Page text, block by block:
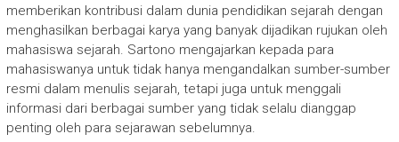
memberikan kontribusi dalam dunia pendidikan sejarah dengan
menghasilkan berbagai karya yang banyak dijadikan rujukan oleh
mahasiswa sejarah. Sartono mengajarkan kepada para
mahasiswanya untuk tidak hanya mengandalkan sumber-sumber
resmi dalam menulis sejarah, tetapi juga untuk menggali
informasi dari berbagai sumber yang tidak selalu dianggap
penting oleh para sejarawan sebelumnya.